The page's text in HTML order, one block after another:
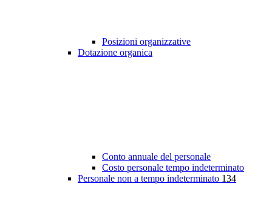
Posizioni organizzative
Dotazione organica
Conto annuale del personale
Costo personale tempo indeterminato
Personale non a tempo indeterminato 134